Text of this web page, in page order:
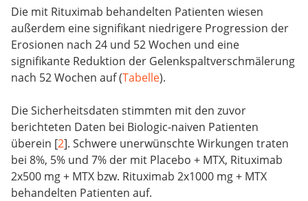
Die mit Rituximab behandelten Patienten wiesen
außerdem eine signifikant niedrigere Progression der
Erosionen nach 24 und 52 Wochen und eine
signifikante Reduktion der Gelenkspaltverschmälerung
nach 52 Wochen auf (Tabelle).
Die Sicherheitsdaten stimmten mit den zuvor
berichteten Daten bei Biologic-naiven Patienten
überein [2]. Schwere unerwünschte Wirkungen traten
bei 8%, 5% und 7% der mit Placebo + MTX, Rituximab
2x500 mg + MTX bzw. Rituximab 2x1000 mg + MTX
behandelten Patienten auf.